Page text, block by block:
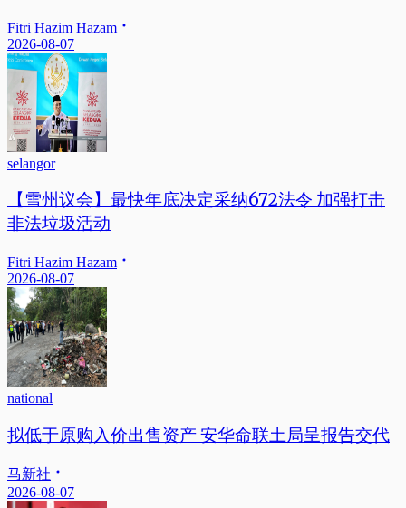
Fitri Hazim Hazam
2026-08-07
selangor
【雪州议会】最快年底决定采纳672法令 加强打击
非法垃圾活动
Fitri Hazim Hazam
2026-08-07
national
拟低于原购入价出售资产 安华命联土局呈报告交代
马新社
2026-08-07